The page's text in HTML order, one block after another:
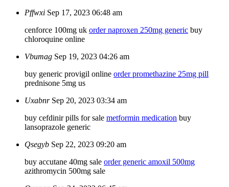
Pffwxi Sep 17, 2023 06:48 am
cenforce 100mg uk order naproxen 250mg generic buy
chloroquine online
Vbumag Sep 19, 2023 04:26 am
buy generic provigil online order promethazine 25mg pill
prednisone 5mg us
Uxabnr Sep 20, 2023 03:34 am
buy cefdinir pills for sale metformin medication buy
lansoprazole generic
Qsegyb Sep 22, 2023 09:20 am
buy accutane 40mg sale order generic amoxil 500mg
azithromycin 500mg sale